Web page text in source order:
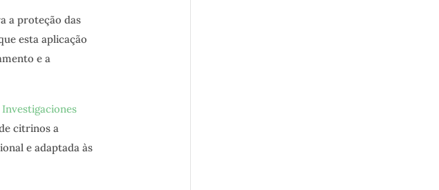
a proteção das
esta aplicação
e a
citrinos a
e adaptada às